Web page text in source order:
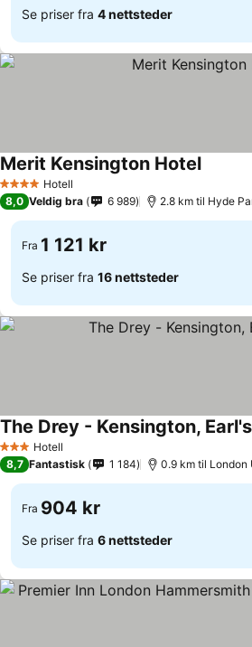
Se priser fra 4 nettsteder
4 StjernerHotell
Merit Kensington Hotel
8,0 Veldig bra 6 989 2.8 km til Hyde
Fra 1 121 kr
Se priser fra 16 nettsteder
3 StjernerHotell
The Drey - Kensington,
8,7 Fantastisk 1 184 0.9 km til London
Fra 904 kr
Se priser fra 6 nettsteder